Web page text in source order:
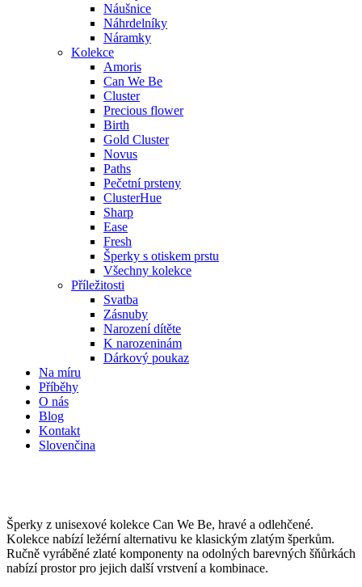
Náušnice
Náhrdelníky
Náramky
Kolekce
Amoris
Can We Be
Cluster
Precious flower
Birth
Gold Cluster
Novus
Paths
Pečetní prsteny
ClusterHue
Sharp
Ease
Fresh
Šperky s otiskem prstu
Všechny kolekce
Příležitosti
Svatba
Zásnuby
Narození dítěte
K narozeninám
Dárkový poukaz
Na míru
Příběhy
O nás
Blog
Kontakt
Slovenčina
Šperky z unisexové kolekce Can We Be, hravé a odlehčené.
Kolekce nabízí ležérní alternativu ke klasickým zlatým šperkům.
Ručně vyráběné zlaté komponenty na odolných barevných šňůrkách
nabízí prostor pro jejich další vrstvení a kombinace.